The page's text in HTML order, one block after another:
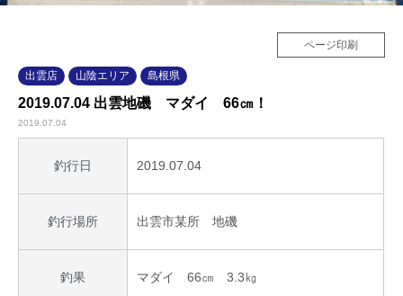
ページ印刷
出雲店 山陰エリア 島根県
2019.07.04 出雲地磯 マダイ 66㎝！
2019.07.04
釣行日 2019.07.04
釣行場所 出雲市某所 地磯
釣果 マダイ 66㎝ 3.3㎏